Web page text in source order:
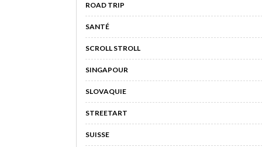
ROAD TRIP
SANTÉ
SCROLL STROLL
SINGAPOUR
SLOVAQUIE
STREETART
SUISSE